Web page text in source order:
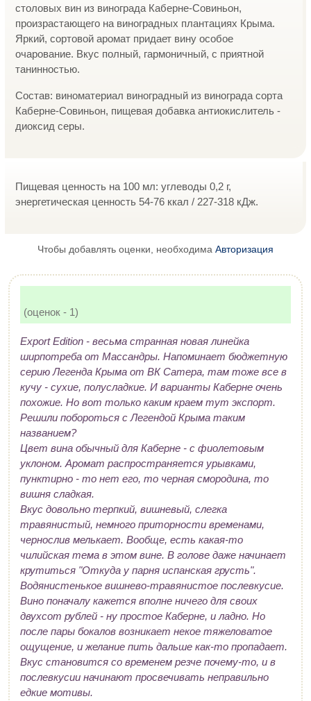
столовых вин из винограда Каберне-Совиньон,
произрастающего на виноградных плантациях Крыма.
Яркий, сортовой аромат придает вину особое
очарование. Вкус полный, гармоничный, с приятной
танинностью.
Состав: виноматериал виноградный из винограда сорта
Каберне-Совиньон, пищевая добавка антиокислитель -
диоксид серы.
Пищевая ценность на 100 мл: углеводы 0,2 г,
энергетическая ценность 54-76 ккал / 227-318 кДж.
Чтобы добавлять оценки, необходима Авторизация
(оценок - 1)
Export Edition - весьма странная новая линейка
ширпотреба от Массандры. Напоминает бюджетную
серию Легенда Крыма от ВК Сатера, там тоже все в
кучу - сухие, полусладкие. И варианты Каберне очень
похожие. Но вот только каким краем тут экспорт.
Решили побороться с Легендой Крыма таким
названием?
Цвет вина обычный для Каберне - с фиолетовым
уклоном. Аромат распространяется урывками,
пунктирно - то нет его, то черная смородина, то
вишня сладкая.
Вкус довольно терпкий, вишневый, слегка
травянистый, немного приторности временами,
чернослив мелькает. Вообще, есть какая-то
чилийская тема в этом вине. В голове даже начинает
крутиться "Откуда у парня испанская грусть".
Водянистенькое вишнево-травянистое послевкусие.
Вино поначалу кажется вполне ничего для своих
двухсот рублей - ну простое Каберне, и ладно. Но
после пары бокалов возникает некое тяжеловатое
ощущение, и желание пить дальше как-то пропадает.
Вкус становится со временем резче почему-то, и в
послевкусии начинают просвечивать неправильно
едкие мотивы.